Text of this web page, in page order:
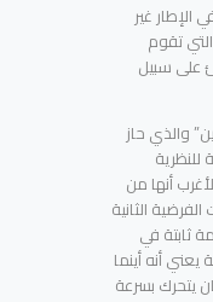
غير
تقوم
على سبيل
والذي حاز
للنظرية
أنها من
الثانية
ثابتة في
أنه أينما
يتحرك بسرعة